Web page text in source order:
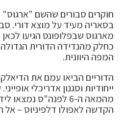
חוקרים סבורים שהשם "ארגוס"
בסאריה מעיד על מוצא דורי.
כחלק מהנדידה הדורית
המפה היוונית.
הדוריים הביאו עמם את
ייחודיות וסגנון אדריכלי
מהמאה ה-6 לפנה"ס
הקדשה לאפולו דלפיניוס – אל